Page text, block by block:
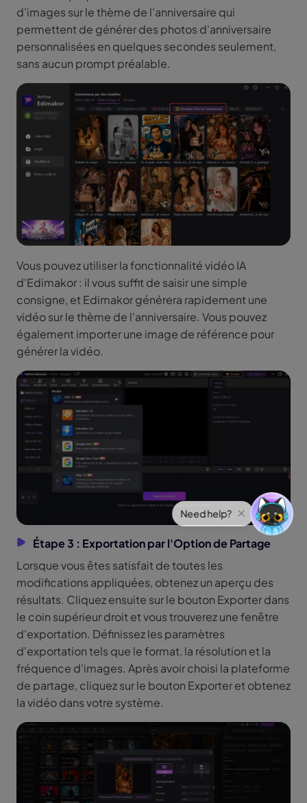
d'images sur le thème de l'anniversaire qui
permettent de générer des photos d'anniversaire
personnalisées en quelques secondes seulement,
sans aucun prompt préalable.
Vous pouvez utiliser la fonctionnalité vidéo IA
d'Edimakor : il vous suffit de saisir une simple
consigne, et Edimakor générera rapidement une
vidéo sur le thème de l'anniversaire. Vous pouvez
également importer une image de référence pour
générer la vidéo.
Étape 3 : Exportation par l'Option de Partage
Lorsque vous êtes satisfait de toutes les
modifications appliquées, obtenez un aperçu des
résultats. Cliquez ensuite sur le bouton Exporter dans
le coin supérieur droit et vous trouverez une fenêtre
d'exportation. Définissez les paramètres
d'exportation tels que le format, la résolution et la
fréquence d'images. Après avoir choisi la plateforme
de partage, cliquez sur le bouton Exporter et obtenez
la vidéo dans votre système.